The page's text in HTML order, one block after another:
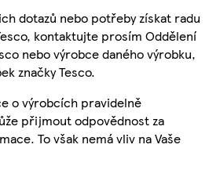
dotazů nebo potřeby získat radu
kontaktujte prosím Oddělení
nebo výrobce daného výrobku,
značky Tesco.
o výrobcích pravidelně
přijmout odpovědnost za
To však nemá vliv na Vaše